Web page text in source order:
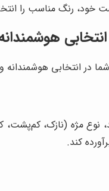
رنگ مناسب را
در انتخابی
نوع مژه (نازک، کم‌پشت،
کند.